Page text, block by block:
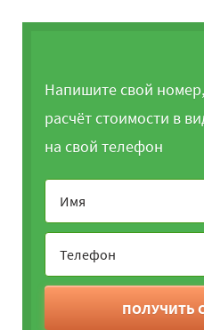
Напишите свой
расчёт стоимости в
на свой телефон
ПОЛУЧИТЬ